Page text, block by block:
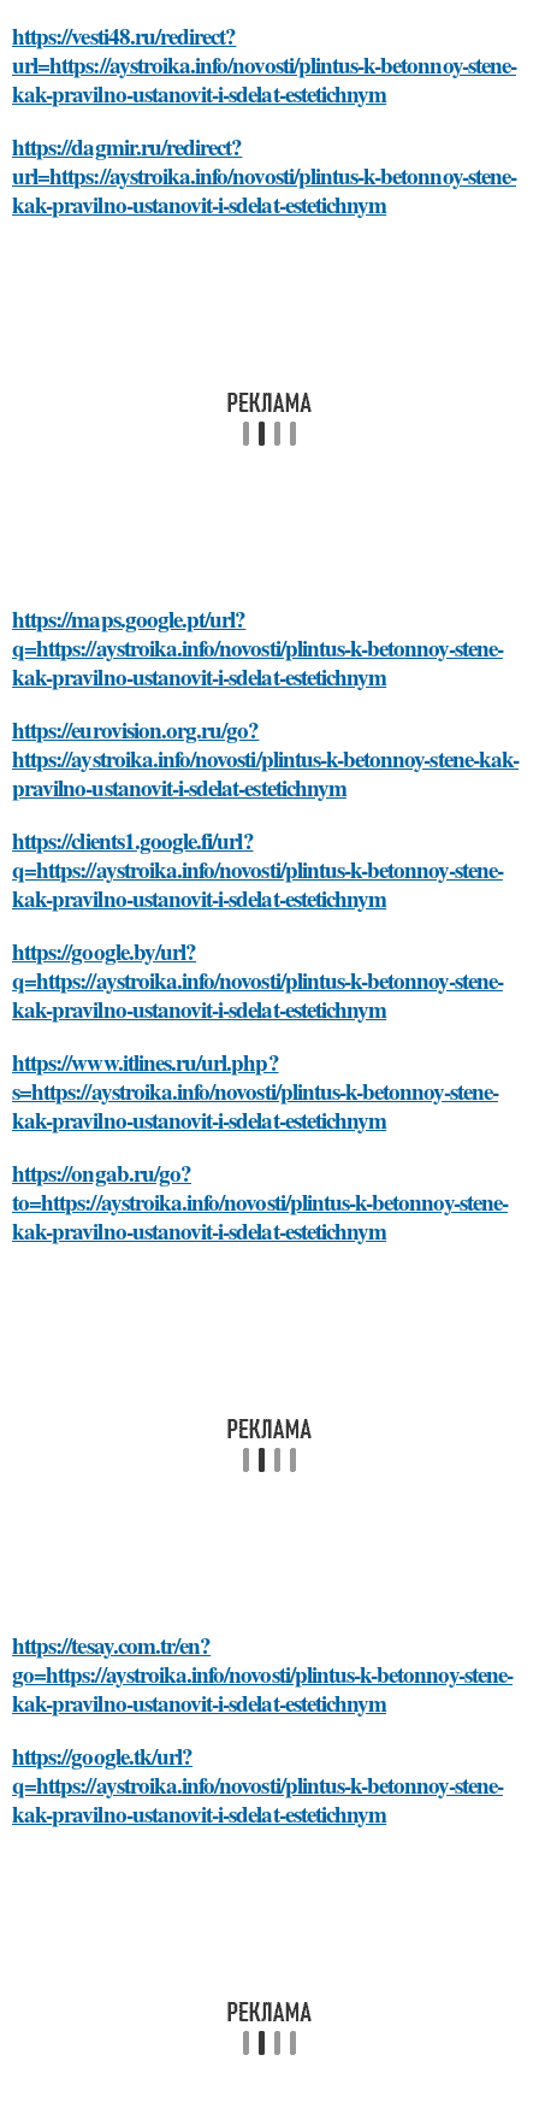
https://vesti48.ru/redirect?
url=https://aystroika.info/novosti/plintus-k-betonnoy-stene-
kak-pravilno-ustanovit-i-sdelat-estetichnym
https://dagmir.ru/redirect?
url=https://aystroika.info/novosti/plintus-k-betonnoy-stene-
kak-pravilno-ustanovit-i-sdelat-estetichnym
https://maps.google.pt/url?
q=https://aystroika.info/novosti/plintus-k-betonnoy-stene-
kak-pravilno-ustanovit-i-sdelat-estetichnym
https://eurovision.org.ru/go?
https://aystroika.info/novosti/plintus-k-betonnoy-stene-kak-
pravilno-ustanovit-i-sdelat-estetichnym
https://clients1.google.fi/url?
q=https://aystroika.info/novosti/plintus-k-betonnoy-stene-
kak-pravilno-ustanovit-i-sdelat-estetichnym
https://google.by/url?
q=https://aystroika.info/novosti/plintus-k-betonnoy-stene-
kak-pravilno-ustanovit-i-sdelat-estetichnym
https://www.itlines.ru/url.php?
s=https://aystroika.info/novosti/plintus-k-betonnoy-stene-
kak-pravilno-ustanovit-i-sdelat-estetichnym
https://ongab.ru/go?
to=https://aystroika.info/novosti/plintus-k-betonnoy-stene-
kak-pravilno-ustanovit-i-sdelat-estetichnym
https://tesay.com.tr/en?
go=https://aystroika.info/novosti/plintus-k-betonnoy-stene-
kak-pravilno-ustanovit-i-sdelat-estetichnym
https://google.tk/url?
q=https://aystroika.info/novosti/plintus-k-betonnoy-stene-
kak-pravilno-ustanovit-i-sdelat-estetichnym